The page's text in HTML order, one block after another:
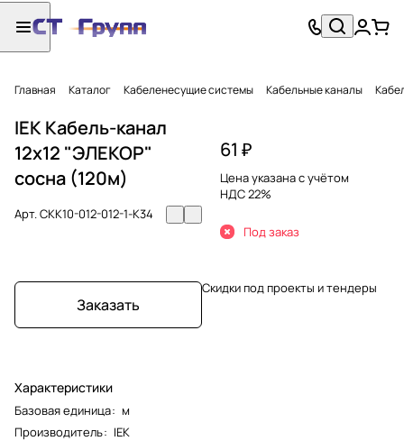
Главная Каталог Кабеленесущие системы Кабельные каналы
IEK Кабель-канал
12х12 "ЭЛЕКОР"
сосна (120м)
Арт.CKK10-012-012-1-K34
Заказать
Характеристики
Базовая единица: м
Производитель: IEK
61 ₽
Цена указана с учётом
НДС 22%
Под заказ
Скидки под проекты и тендеры